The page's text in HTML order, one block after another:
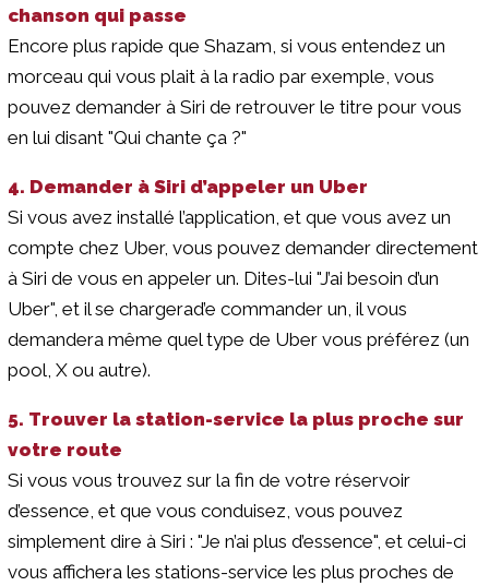
chanson qui passe
Encore plus rapide que Shazam, si vous entendez un
morceau qui vous plait à la radio par exemple, vous
pouvez demander à Siri de retrouver le titre pour vous
en lui disant "Qui chante ça ?"
4. Demander à Siri d’appeler un Uber
Si vous avez installé l’application, et que vous avez un
compte chez Uber, vous pouvez demander directement
à Siri de vous en appeler un. Dites-lui "J’ai besoin d’un
Uber", et il se chargerad’e commander un, il vous
demandera même quel type de Uber vous préférez (un
pool, X ou autre).
5. Trouver la station-service la plus proche sur
votre route
Si vous vous trouvez sur la fin de votre réservoir
d’essence, et que vous conduisez, vous pouvez
simplement dire à Siri : "Je n’ai plus d’essence", et celui-ci
vous affichera les stations-service les plus proches de